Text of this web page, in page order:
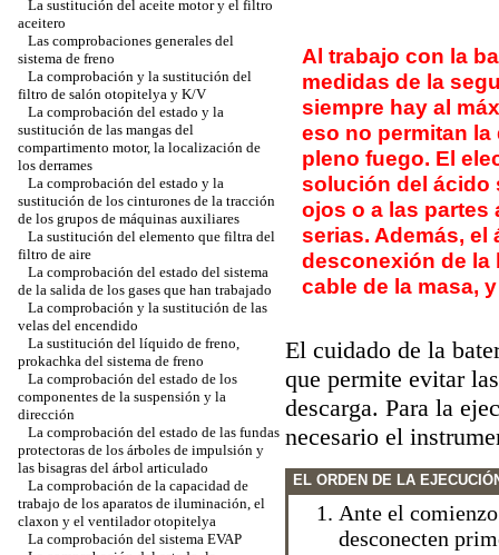
La sustitución del aceite motor y el filtro
aceitero
Las comprobaciones generales del
sistema de freno
La comprobación y la sustitución del
filtro de salón otopitelya y K/V
La comprobación del estado y la
sustitución de las mangas del
compartimento motor, la localización de
los derrames
La comprobación del estado y la
sustitución de los cinturones de la tracción
de los grupos de máquinas auxiliares
La sustitución del elemento que filtra del
filtro de aire
La comprobación del estado del sistema
de la salida de los gases que han trabajado
La comprobación y la sustitución de las
velas del encendido
La sustitución del líquido de freno,
prokachka del sistema de freno
La comprobación del estado de los
componentes de la suspensión y la
dirección
La comprobación del estado de las fundas
protectoras de los árboles de impulsión y
las bisagras del árbol articulado
La comprobación de la capacidad de
trabajo de los aparatos de iluminación, el
claxon y el ventilador otopitelya
La comprobación del sistema EVAP
Al trabajo con la
medidas de la
siempre hay al
eso no permitan
pleno fuego. El
solución del ácido
ojos o a las partes
serias. Además, el
desconexión de la
cable de la masa,
El cuidado de la
que permite evitar
descarga. Para la
necesario el
EL ORDEN DE LA
Ante el
desconecten